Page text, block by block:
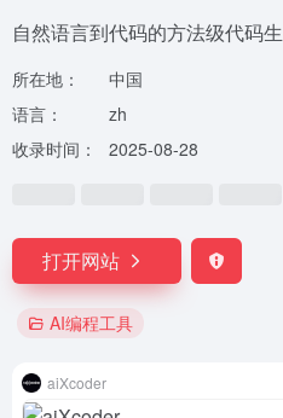
自然语言到代码的方法级代码
所在地：
中国
语言：
zh
收录时间：
2025-08-28
打开网站
AI编程工具
aiXcoder